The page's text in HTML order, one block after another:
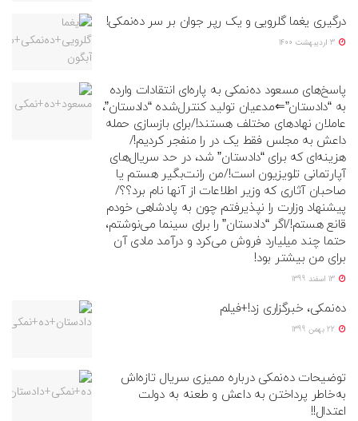
درگیری یغما گلرویی و یک رپر جوان بر سر ده‌نمکی!
پاسخ‌های مسعود ده‌نمکی به پاره‌ای انتقادات وارده
به “دادستان”⇐مدعیان تولید کنترل‌شده “دادستان”،
عاملان نهادهای مختلف هستند!/برای بازسازی حمله
داعش به مجلس فقط یک‌ در را منفجر کردیم!/
هزینه‌ای که برای “دادستان” شد، در حد سریال‌های
آپارتمانی تلویزیون است!/من رانت‌بگیر هستم یا
صاحبان آثاری که وزیر اطلاعات از آنها نام برد؟؟/
پیشنهاد وزارت را نپذیرفتم چون به پادشاهی‌ خودم
قانع هستم!/اگر “دادستان” را برای سینما می‌نوشتم،
حتما چند میلیارد فروش می‌کرد و درآمد مادی آن
برای من بیشتر بود!
ده‌نمکی، خبرگزاری زد!+فیلم
توضیحات ده‌نمکی درباره ممیزی سریال تازه‌اش
به‌خاطر پرداختن به داعش و طعنه به دولت
اعتدال!!